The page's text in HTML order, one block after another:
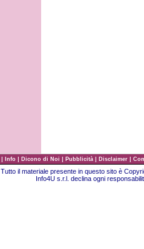
| Info | Dicono di Noi | Pubblicità | Disclaimer |
Tutto il materiale presente in questo sito è
Info4U s.r.l. declina ogni